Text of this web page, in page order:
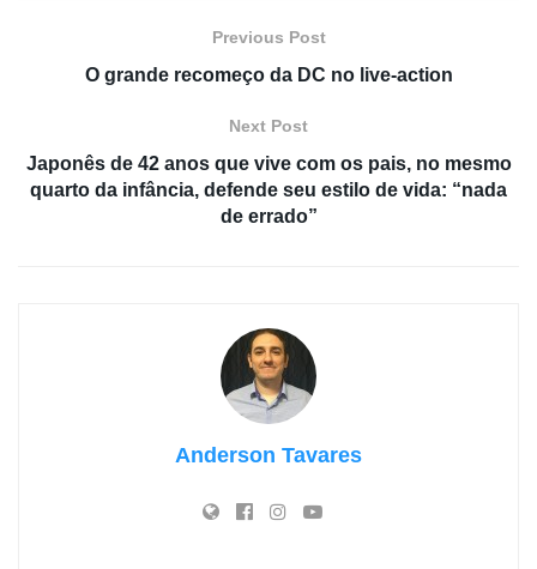
Previous Post
O grande recomeço da DC no live-action
Next Post
Japonês de 42 anos que vive com os pais, no mesmo
quarto da infância, defende seu estilo de vida: “nada
de errado”
Anderson Tavares